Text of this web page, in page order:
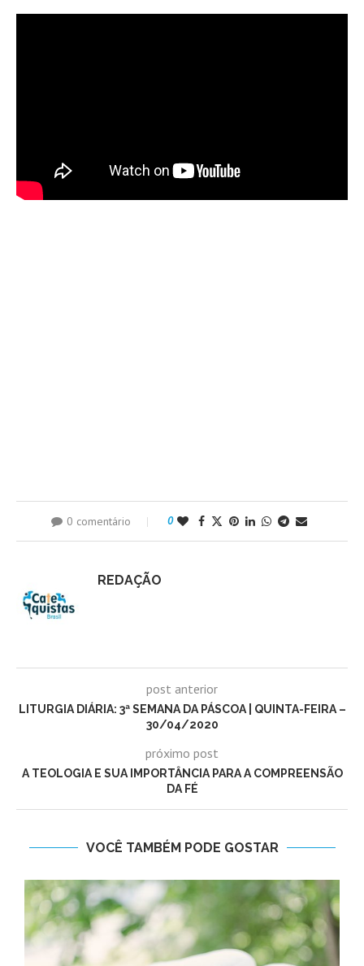
0 comentário 0
REDAÇÃO
post anterior
LITURGIA DIÁRIA: 3ª SEMANA DA PÁSCOA | QUINTA-FEIRA –
30/04/2020
próximo post
A TEOLOGIA E SUA IMPORTÂNCIA PARA A COMPREENSÃO
DA FÉ
VOCÊ TAMBÉM PODE GOSTAR